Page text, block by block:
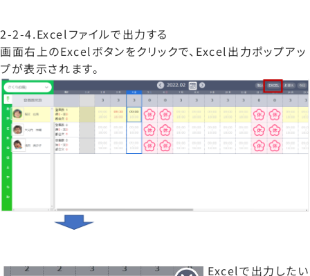
2-2-4.Excelファイルで出力する
画面右上のExcelボタンをクリックで、Excel出力ポップアッ
プが表示されます。
Excelで出力したい